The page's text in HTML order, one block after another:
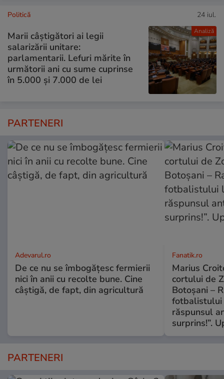
Analiză
Politică 24 iul.
Marii câștigători ai legii
salarizării unitare:
parlamentarii. Lefuri mărite în
următorii ani cu sume cuprinse
în 5.000 și 7.000 de lei
PARTENERI
Adevarul.ro
De ce nu se îmbogățesc fermierii
nici în anii cu recolte bune. Cine
câștigă, de fapt, din agricultură
Fanatik.ro
Marius
cortului de
Botoșani –
răspunsul
surprins!”.
PARTENERI